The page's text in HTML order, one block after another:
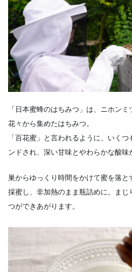
「日本蜜蜂のはちみつ」は、ニホン
花々から集めたはちみつ。
「百花蜜」と言われるように、いく
ンドされ、深い甘味とやわらかな酸
巣からゆっくり時間をかけて蜜を落
採蜜し、非加熱のまま瓶詰めに。まじ
つができあがります。